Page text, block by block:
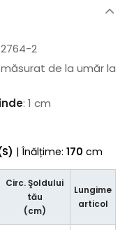
2
măsurat de la umăr la
: 1 cm
| Înălțime: 170 cm
Circ. Şoldului
tău
(cm)
Lungime
articol